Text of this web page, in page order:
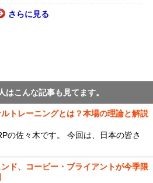
さらに見る
はこんな記事も見てます。
トレーニングとは？本場の理論と解説
の佐々木です。 今回は、日本の皆さ
ド、コービー・ブライアントが今季限